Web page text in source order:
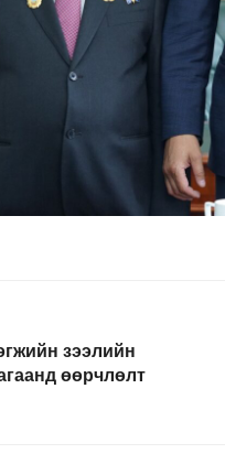
зээлийн
өөрчлөлт